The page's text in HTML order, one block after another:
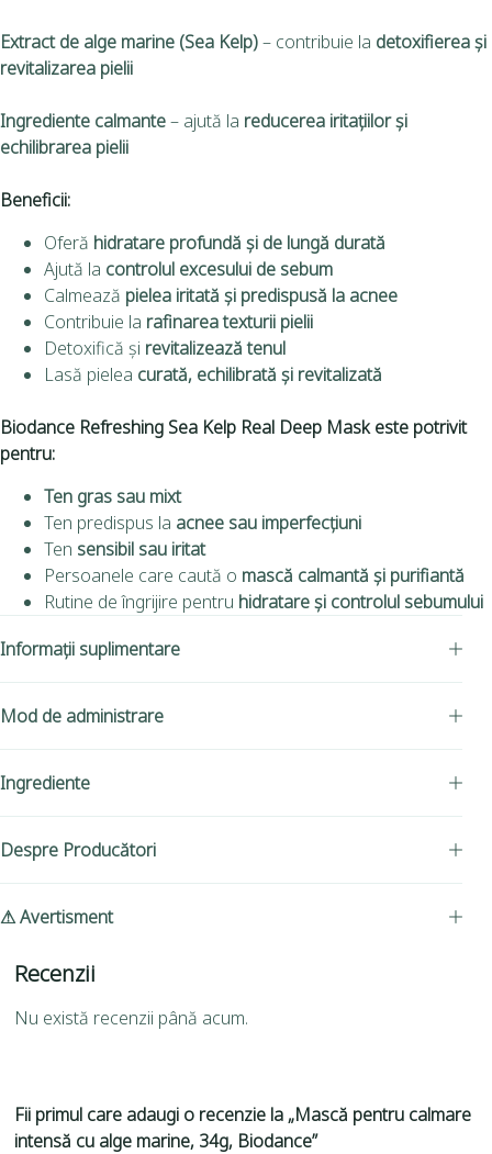
Extract de alge marine (Sea Kelp)– contribuie la detoxifierea și
revitalizarea pielii
Ingrediente calmante– ajută la reducerea iritațiilor și
echilibrarea pielii
Beneficii:
Oferă hidratare profundă și de lungă durată
Ajută la controlul excesului de sebum
Calmează pielea iritată și predispusă la acnee
Contribuie la rafinarea texturii pielii
Detoxifică și revitalizează tenul
Lasă pielea curată, echilibrată și revitalizată
Biodance Refreshing Sea Kelp Real Deep Mask este potrivit
pentru:
Ten gras sau mixt
Ten predispus la acnee sau imperfecțiuni
Ten sensibil sau iritat
Persoanele care caută o mască calmantă și purifiantă
Rutine de îngrijire pentru hidratare și controlul sebumului
Informații suplimentare
Mod de administrare
Ingrediente
Despre Producători
⚠ Avertisment
Recenzii
Nu există recenzii până acum.
Fii primul care adaugi o recenzie la „Mască pentru calmare
intensă cu alge marine, 34g, Biodance”